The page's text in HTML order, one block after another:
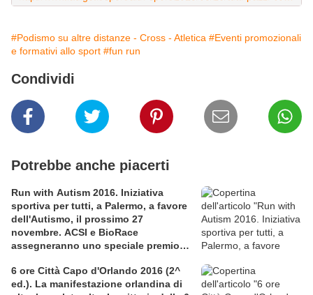
#Podismo su altre distanze - Cross - Atletica #Eventi promozionali
e formativi allo sport #fun run
Condividi
Potrebbe anche piacerti
Run with Autism 2016. Iniziativa
sportiva per tutti, a Palermo, a favore
dell'Autismo, il prossimo 27
novembre. ACSI e BioRace
assegneranno uno speciale premio
6 ore Città Capo d'Orlando 2016 (2^
ed.). La manifestazione orlandina di